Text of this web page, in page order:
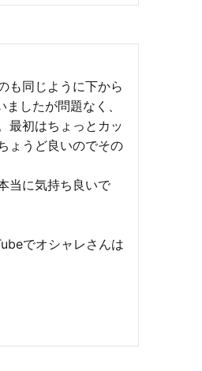
も同じように下から
したが問題なく、
最初はちょっとカッ
ょうど良いのでその
当に気持ち良いで
でオシャレさんは